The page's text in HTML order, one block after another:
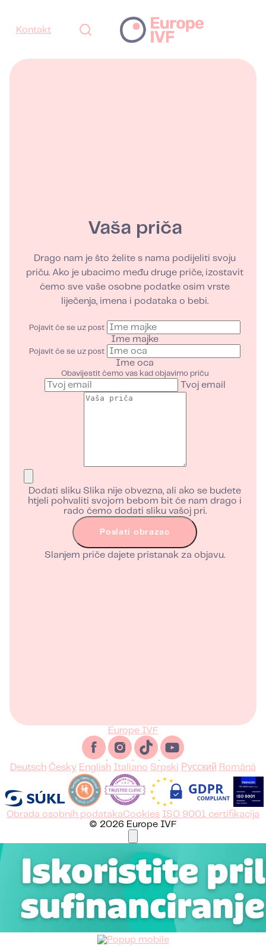
Kontakt
Vaša priča
Drago nam je što želite s nama podijeliti svoju
priču. Ako je ubacimo među druge priče, izostavit
ćemo sve vaše osobne podatke osim vrste
liječenja, imena i podataka o bebi.
Pojavit će se uz post
Ime majke
Pojavit će se uz post
Ime oca
Obavijestit ćemo vas kad objavimo priču
Tvoj email
Dodati sliku Slika nije obvezna, ali ako se budete
htjeli pohvaliti svojom bebom bit će nam drago i
rado ćemo dodati sliku vašoj pri.
Poslati obrazac
Slanjem priče dajete pristanak za objavu.
Europe IVF
Deutsch Česky English Italiano Srpski Русский Română
Obrada osobnih podatakaCookies ISO 9001 certifikacija
© 2026 Europe IVF